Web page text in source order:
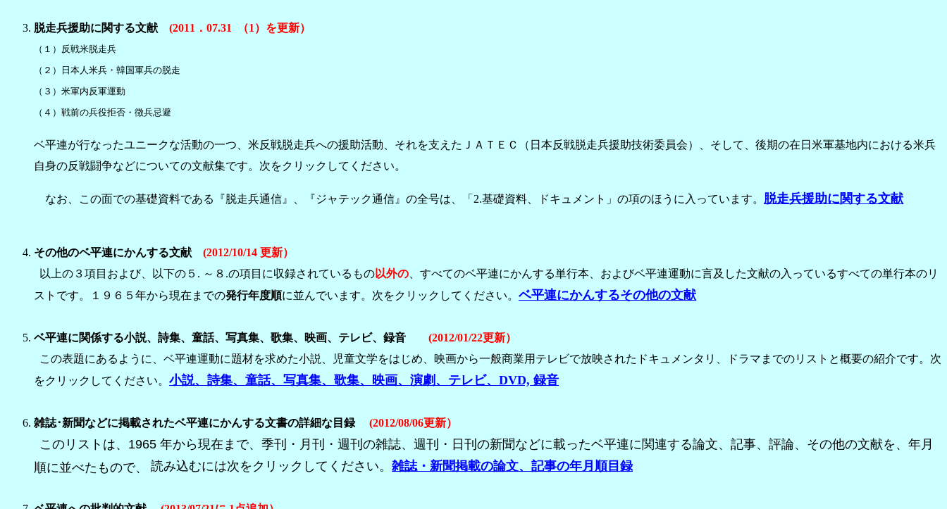
脱走兵援助に関する文献 (2011．07.31 （1）を更新）
（１）反戦米脱走兵
（２）日本人米兵・韓国軍兵の脱走
（３）米軍内反軍運動
（４）戦前の兵役拒否・徴兵忌避
ベ平連が行なったユニークな活動の一つ、米反戦脱走兵への援助活動、それを支えたＪＡＴＥＣ（日本反戦脱走兵援助技術委員会）、そして、後期の在日米軍基地内における米兵
自身の反戦闘争などについての文献集です。次をクリックしてください。
なお、この面での基礎資料である『脱走兵通信』、『ジャテック通信』の全号は、「2.基礎資料、ドキュメント」の項のほうに入っています。 脱走兵援助に関する文献
その他のベ平連にかんする文献 (2012/10/14 更新）
以上の３項目および、以下の５. ～８.の項目に収録されているもの以外の 、すべてのベ平連にかんする単行本、およびベ平連運動に言及した文献の入っているすべての単行本のリ
ストです。１９６５年から現在までの発行年度順に並んでいます。次をクリックしてください。 ベ平連にかんするその他の文献
ベ平連に関係する小説、詩集、童話、写真集、歌集、映画、テレビ、録音
(2012/01/22更新）
この表題にあるように、ベ平連運動に題材を求めた小説、児童文学をはじめ、映画から一般商業用テレビで放映されたドキュメンタリ、ドラマまでのリストと概要の紹介です。次
をクリックしてください。 小説、詩集、童話、写真集、歌集、映画、演劇、テレビ、DVD, 録音
雑誌･新聞などに掲載されたベ平連にかんする文書の詳細な目録 (2012/08/06更新）
このリストは、 1965 年から現在まで、季刊・月刊・週刊の雑誌、週刊・日刊の新聞などに載ったベ平連に関連する論文、記事、評論、その他の文献を、年月
順に並べたもので、 読み込むには次をクリックしてください。 雑誌・新聞掲載の論文、記事の年月順目録